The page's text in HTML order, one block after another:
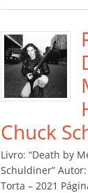
b
o
o
k
p
ar
til
h
ar
Chuck
Livro: “Death by
Schuldiner”
Torta – 2021